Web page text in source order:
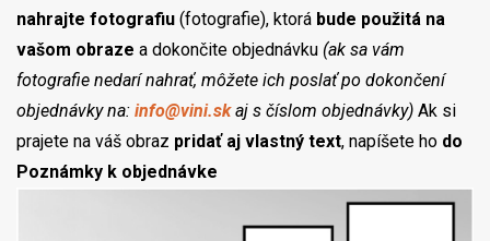
nahrajte fotografiu (fotografie), ktorá bude použitá na
vašom obraze a dokončite objednávku (ak sa vám
fotografie nedarí nahrať, môžete ich poslať po dokončení
objednávky na: info@vini.skaj s číslom objednávky) Ak si
prajete na váš obraz pridať aj vlastný text, napíšete ho do
Poznámky k objednávke